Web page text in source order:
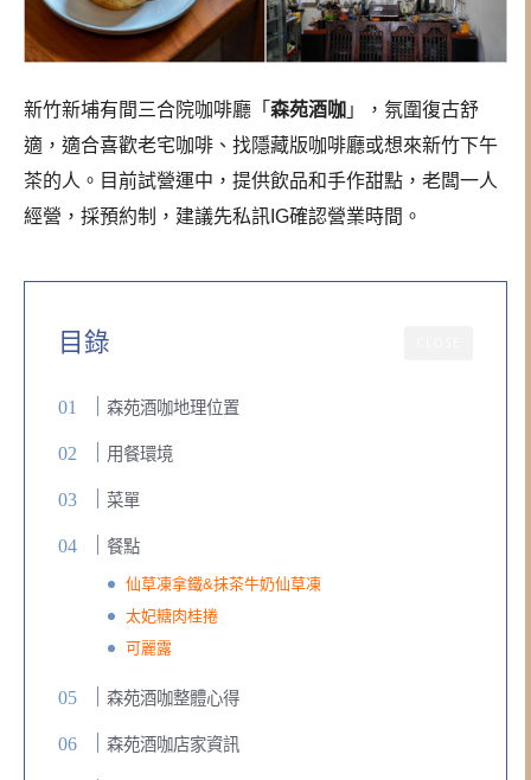
新竹新埔有間三合院咖啡廳「 森苑酒咖 」，氛圍復古舒
適，適合喜歡老宅咖啡、找隱藏版咖啡廳或想來新竹下午
茶的人。目前試營運中，提供飲品和手作甜點，老闆一人
經營，採預約制，建議先私訊IG確認營業時間。
目錄
森苑酒咖地理位置
用餐環境
菜單
餐點
仙草凍拿鐵&抹茶牛奶仙草凍
太妃糖肉桂捲
可麗露
森苑酒咖整體心得
森苑酒咖店家資訊